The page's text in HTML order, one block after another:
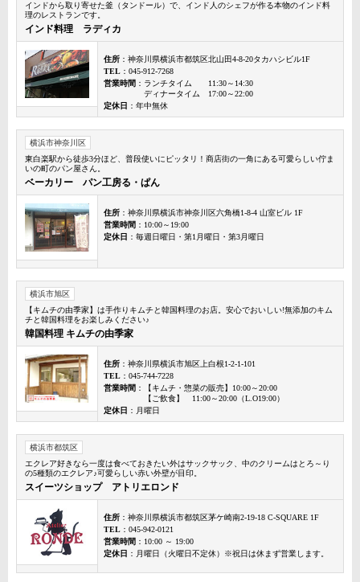
インドから取り寄せた釜（タンドール）で、インド人のシェフが作る本物のインド料
理のレストランです。
インド料理 ラディカ
住所 ：神奈川県横浜市都筑区北山田4-8-20タカハシビル1F
TEL ：045-912-7268
営業時間 ：ランチタイム 11:30～14:30
ディナータイム 17:00～22:00
定休日 ：年中無休
横浜市神奈川区
東白楽駅から徒歩3分ほど、普段使いにピッタリ！商店街の一角にある可愛らしい佇ま
いの町のパン屋さん。
ベーカリー パン工房る・ぱん
住所 ：神奈川県横浜市神奈川区六角橋1-8-4 山室ビル 1F
営業時間 ：10:00～19:00
定休日 ：毎週日曜日・第1月曜日・第3月曜日
横浜市旭区
【キムチの由季家】は手作りキムチと韓国料理のお店。安心でおいしい!無添加のキム
チと韓国料理をお楽しみください♪
韓国料理 キムチの由季家
住所 ：神奈川県横浜市旭区上白根1-2-1-101
TEL ：045-744-7228
営業時間 ：【キムチ・惣菜の販売】10:00～20:00
【ご飲食】 11:00～20:00（L.O19:00）
定休日 ：月曜日
横浜市都筑区
エクレア好きなら一度は食べておきたい外はサックサック、中のクリームはとろ～り
の5種類のエクレア♪可愛らしい赤い外壁が目印。
スイーツショップ アトリエロンド
住所 ：神奈川県横浜市都筑区茅ケ崎南2-19-18 C-SQUARE 1F
TEL ：045-942-0121
営業時間 ：10:00 ～ 19:00
定休日 ：月曜日（火曜日不定休）※祝日は休まず営業します。